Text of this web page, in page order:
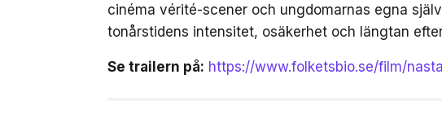
cinéma vérité-scener och ungdomarnas egna
tonårstidens intensitet, osäkerhet och längtan
Se trailern på: https://www.folketsbio.se/film/